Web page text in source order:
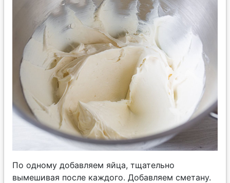
По одному добавляем яйца, тщательно
вымешивая после каждого. Добавляем сметану.